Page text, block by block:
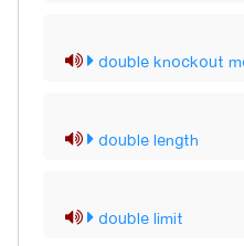
double knockout
double length
double limit